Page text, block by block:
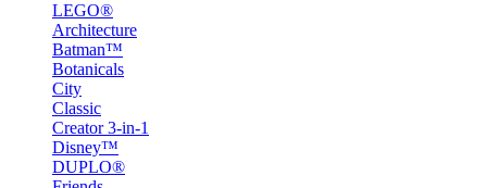
LEGO®
Architecture
Batman™
Botanicals
City
Classic
Creator 3-in-1
Disney™
DUPLO®